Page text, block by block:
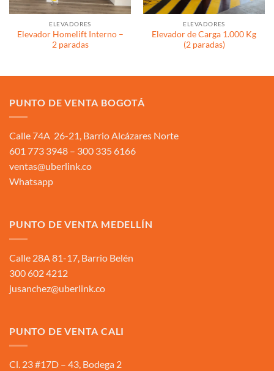
ELEVADORES
Elevador Homelift Interno –
2 paradas
ELEVADORES
Elevador de Carga 1.000 Kg
(2 paradas)
PUNTO DE VENTA BOGOTÁ
Calle 74A 26-21, Barrio Alcázares Norte
601 773 3948 – 300 335 6166
ventas@uberlink.co
Whatsapp
PUNTO DE VENTA MEDELLÍN
Calle 28A 81-17, Barrio Belén
300 602 4212
jusanchez@uberlink.co
PUNTO DE VENTA CALI
Cl. 23 #17D – 43, Bodega 2